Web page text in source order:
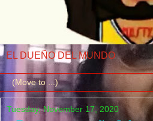
EL DUEÑO DEL MUNDO
Tuesday, November 17, 2020